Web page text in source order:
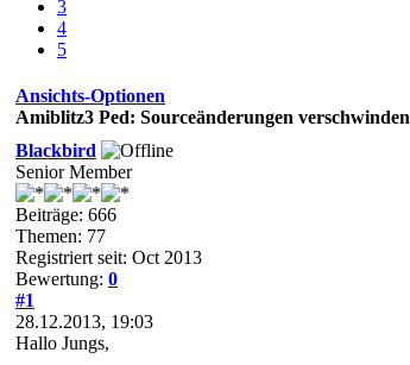
3
4
5
Ansichts-Optionen
Amiblitz3 Ped: Sourceänderungen verschwinden
Blackbird
Senior Member
Beiträge: 666
Themen: 77
Registriert seit: Oct 2013
Bewertung: 0
#1
28.12.2013, 19:03
Hallo Jungs,